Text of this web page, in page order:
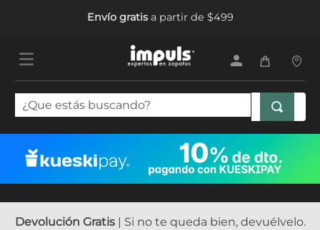
Envío gratisa partir de $499
¿Que estás buscando?
Devolución Gratis| Si no te queda bien, devuélvelo.
1.
tenis mujer
tenis hombre